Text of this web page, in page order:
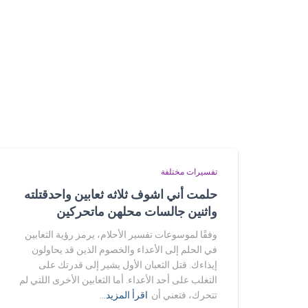
تفسيرات مختلفة
حلمت أني اشوف ثلاثه ثعابين واحدقتلته
واثنين جالسات محلهن ماتحركين
وفقًا لموسوعات تفسير الأحلام، يرمز رؤية الثعابين
في الحلم إلى الأعداء والخصوم الذين قد يحاولون
إيذاءك. قتل الثعبان الأول يشير إلى قدرتك على
التغلب على أحد الأعداء. أما الثعابين الأخرى اللتي لم
تتحرك، فتعني أن اقرأ المزيد…